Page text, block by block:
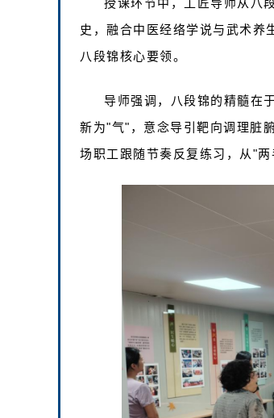
史，融合中医经络学说与武术养
八段锦核心要领。
导师强调，八段锦的精髓在
新为"气"，意念导引靶向调理脏
场职工跟随节奏反复练习，从"